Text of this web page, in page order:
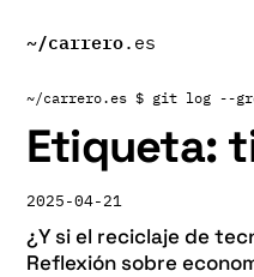
~/carrero.es
~/carrero.es $ git log --
Etiqueta:
2025-04-21
¿Y si el reciclaje de
Reflexión sobre